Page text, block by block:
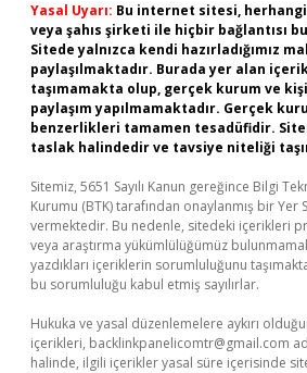
Yasal Uyarı: Bu internet sitesi,
veya şahıs şirketi ile hiçbir bağlantısı
Sitede yalnızca kendi hazırladığımız
paylaşılmaktadır. Burada yer alan
taşımamakta olup, gerçek kurum ve
paylaşım yapılmamaktadır. Gerçek
benzerlikleri tamamen tesadüfidir.
taslak halindedir ve tavsiye niteliği
Sitemiz, 5651 Sayılı Kanun gereğince Bilgi
Kurumu (BTK) tarafından onaylanmış bir Yer
vermektedir. Bu nedenle, sitedeki içerikleri
veya araştırma yükümlülüğümüz
yazdıkları içeriklerin sorumluluğunu
bu sorumluluğu kabul etmiş sayılırlar.
Hukuka ve yasal düzenlemelere aykırı
içerikleri, backlinkpanelicomtr@gmail.com
halinde, ilgili içerikler yasal süre içerisinde